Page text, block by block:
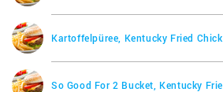
Kartoffelpüree, Kentucky Fried
So Good For 2 Bucket, Kentucky